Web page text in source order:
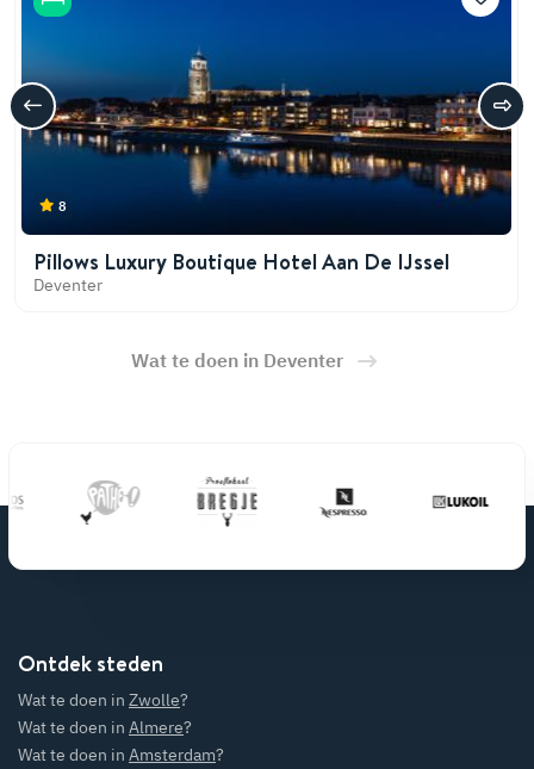
8
Pillows Luxury Boutique Hotel Aan De IJssel
Deventer
Wat te doen in Deventer
Ontdek steden
Wat te doen in Zwolle?
Wat te doen in Almere?
Wat te doen in Amsterdam?